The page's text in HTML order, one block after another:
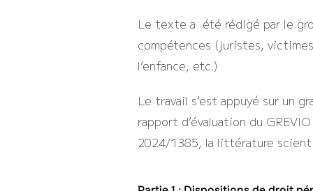
Le texte a été rédigé par le
compétences (juristes,
l’enfance, etc.)
Le travail s’est appuyé sur un
rapport d’évaluation du
2024/1385, la littérature